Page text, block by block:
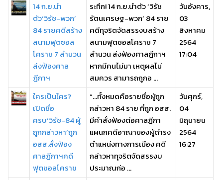
14 ก.ย.นำ
ตัว‘วิรัช-พวก’
84 รายคดีสร้าง
สนามฟุตซอล
โคราช 7 สำนวน
ส่งฟ้องศาล
ฎีกาฯ
ระทึก! 14 ก.ย.นำตัว ‘วิรัช
รัตนเศรษฐ-พวก’ 84 ราย
คดีทุจริตจัดสรรงบสร้าง
สนามฟุตซอลโคราช 7
สำนวน ส่งฟ้องศาลฎีกาฯ
หากมีคนไม่มา เหตุผลไม่
สมควร สามารถถูกอ ...
วันอังคาร,
03
สิงหาคม
2564
17:04
ใครเป็นใคร?
เปิดชื่อ
ครบ‘วิรัช-84 ผู้
ถูกกล่าวหา’ถูก
อสส.สั่งฟ้อง
ศาลฎีกาฯคดี
ฟุตซอลโคราช
“...ทั้งหมดคือรายชื่อผู้ถูก
กล่าวหา 84 ราย ที่ถูก อสส.
มีคำสั่งฟ้องต่อศาลฎีกา
แผนกคดีอาญาของผู้ดำรง
ตำแหน่งทางการเมือง คดี
กล่าวหาทุจริตจัดสรรงบ
ประมาณก่อ ...
วันศุกร์,
04
มิถุนายน
2564
16:27